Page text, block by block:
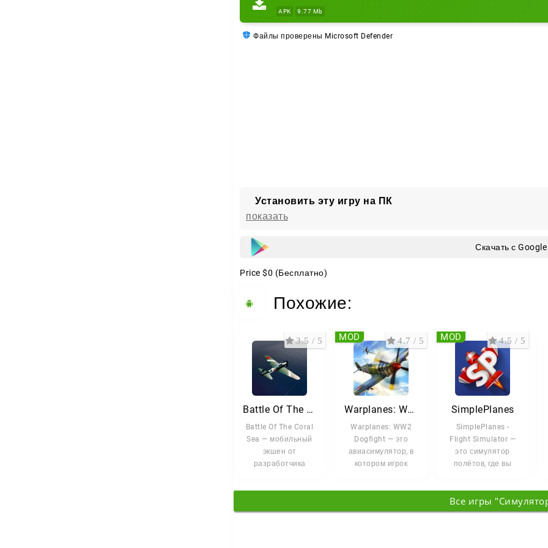
APK 9.77 Mb
Файлы проверены Microsoft Defender
Установить эту игру на ПК
показать
Скачать с
Price $0 (Бесплатно)
Похожие:
Battle Of The Coral Sea
Battle Of The Coral
Sea — мобильный
экшен от
разработчика
штурвал
3.5 / 5
Warplanes: WW2 Dogfight
Warplanes: WW2
Dogfight — это
авиасимулятор, в
котором игрок
4.7 / 5
MOD
SimplePlanes
SimplePlanes -
Flight Simulator —
это симулятор
полётов, где вы
самолёты, а
4.5 / 5
MOD
Все игры